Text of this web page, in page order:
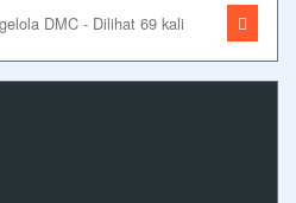
DMC - Dilihat 69 kali